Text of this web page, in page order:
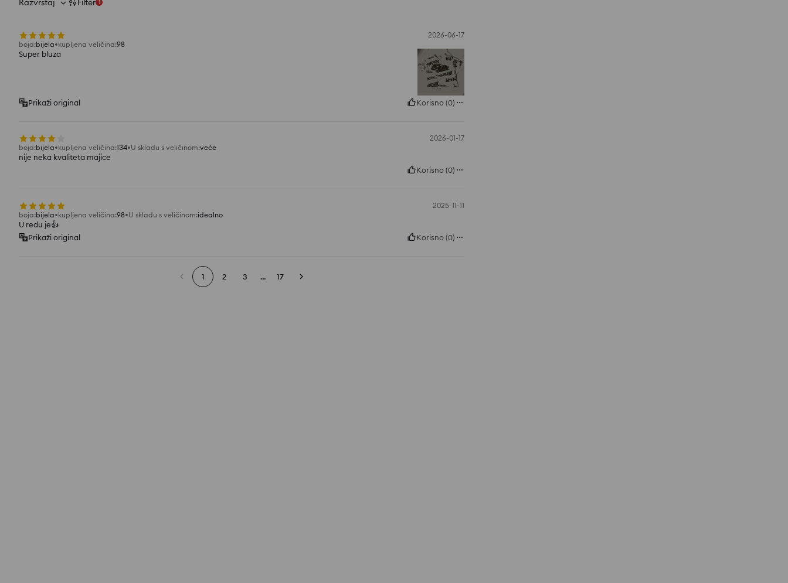
Razvrstaj Filter 1
2026-06-17
boja:bijela kupljena veličina:98
Super bluza
Prikaži original Korisno(0)
2026-01-17
boja:bijela kupljena veličina:134 U skladu s veličinom:veće
nije neka kvaliteta majice
Korisno(0)
2025-11-11
boja:bijela kupljena veličina:98 U skladu s veličinom:idealno
U redu je👍️
Prikaži original
Korisno(0)
1 2 3 ... 17